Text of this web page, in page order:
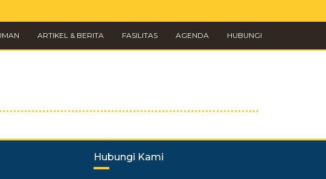
ARTIKEL & BERITA FASILITAS AGENDA HUBUNGI
Hubungi Kami